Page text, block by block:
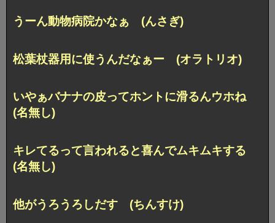
うーん動物病院かなぁ (んさぎ)
松葉杖器用に使うんだなぁー (オラトリオ)
いやぁバナナの皮ってホントに滑るんウホね
(名無し)
キレてるって言われると喜んでムキムキする
(名無し)
他がうろうろしだす (ちんすけ)